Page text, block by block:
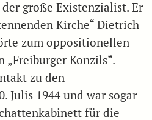
große Existenzialist. Er
Kirche“ Dietrich
zum oppositionellen
„Freiburger Konzils“.
zu den
Julis 1944 und war sogar
für die